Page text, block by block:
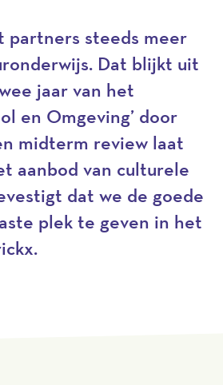
partners steeds meer
Dat blijkt uit
jaar van het
en Omgeving’ door
midterm review laat
aanbod van culturele
dat we de goede
plek te geven in het